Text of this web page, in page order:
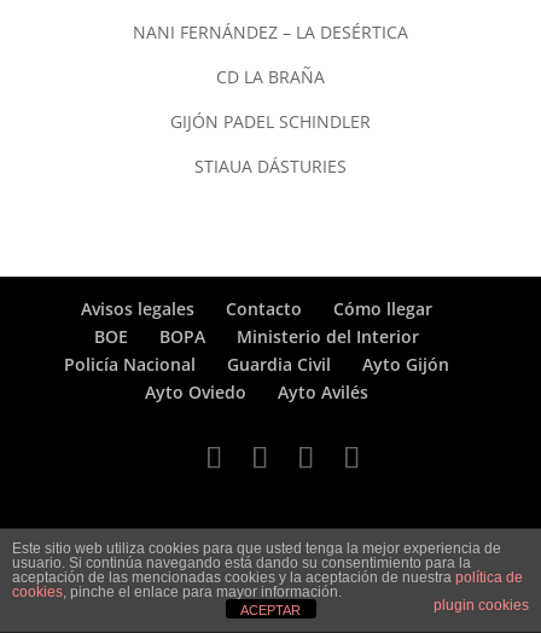
NANI FERNÁNDEZ – LA DESÉRTICA
CD LA BRAÑA
GIJÓN PADEL SCHINDLER
STIAUA DÁSTURIES
Avisos legales Contacto
Cómo llegar
BOE
BOPA
Ministerio del Interior
Policía Nacional
Guardia Civil
Ayto Gijón
Ayto Oviedo
Ayto Avilés
Este sitio web utiliza cookies para que usted tenga la mejor experiencia de
usuario. Si continúa navegando está dando su consentimiento para la
aceptación de las mencionadas cookies y la aceptación de nuestra política de
cookies, pinche el enlace para mayor información.
plugin cookies
ACEPTAR